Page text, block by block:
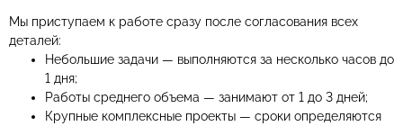
Мы приступаем к работе сразу после согласования всех
деталей:
Небольшие задачи — выполняются за несколько часов до
1 дня;
Работы среднего объема — занимают от 1 до 3 дней;
Крупные комплексные проекты — сроки определяются